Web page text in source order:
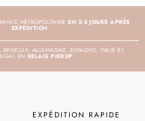
MÉTROPOLITAINEEN 2-3 JOURS APRÈS
EXPÉDITION
ALLEMAGNE, ESPAGNE, ITALIE ET
EN RELAIS PICKUP
EXPÉDITION RAPIDE